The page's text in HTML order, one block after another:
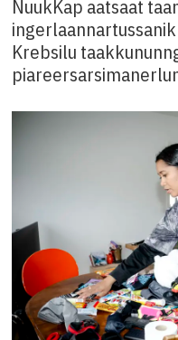
NuukKap aatsaat
Krebsilu